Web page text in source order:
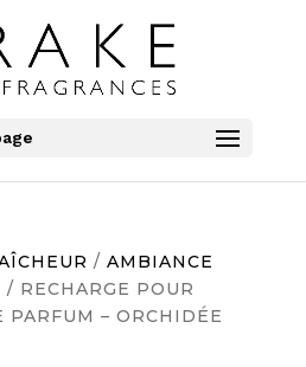
/ AMBIANCE
/ RECHARGE POUR
PARFUM – ORCHIDÉE